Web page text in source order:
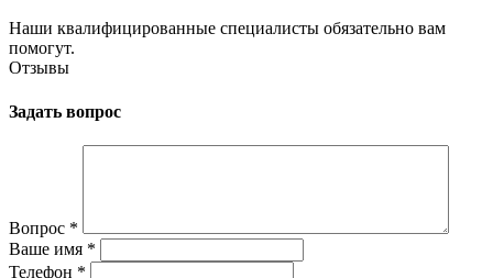
Наши квалифицированные специалисты обязательно вам
помогут.
Отзывы
Задать вопрос
Вопрос *
Ваше имя *
Телефон *